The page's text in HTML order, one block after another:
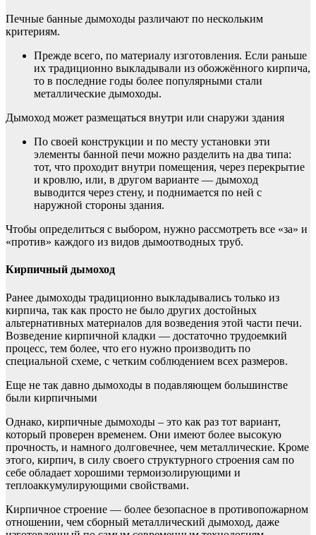
Печные банные дымоходы различают по нескольким
критериям.
Прежде всего, по материалу изготовления. Если раньше
их традиционно выкладывали из обожжённого кирпича,
то в последние годы более популярными стали
металлические дымоходы.
Дымоход может размещаться внутри или снаружи здания
По своей конструкции и по месту установки эти
элементы банной печи можно разделить на два типа:
тот, что проходит внутри помещения, через перекрытие
и кровлю, или, в другом варианте — дымоход
выводится через стену, и поднимается по ней с
наружной стороны здания.
Чтобы определиться с выбором, нужно рассмотреть все «за» и
«против» каждого из видов дымоотводных труб.
Кирпичный дымоход
Ранее дымоходы традиционно выкладывались только из
кирпича, так как просто не было других достойных
альтернативных материалов для возведения этой части печи.
Возведение кирпичной кладки — достаточно трудоемкий
процесс, тем более, что его нужно производить по
специальной схеме, с четким соблюдением всех размеров.
Еще не так давно дымоходы в подавляющем большинстве
были кирпичными
Однако, кирпичные дымоходы – это как раз тот вариант,
который проверен временем. Они имеют более высокую
прочность, и намного долговечнее, чем металлические. Кроме
этого, кирпич, в силу своего структурного строения сам по
себе обладает хорошими термоизолирующими и
теплоаккумулирующими свойствами.
Кирпичное строение — более безопасное в противопожарном
отношении, чем сборный металлический дымоход, даже